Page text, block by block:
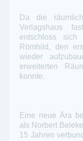
Da die
Verlagshaus
entschloss
Römhild, den
wieder
erweiterten
konnte.
Eine neue Ära
als Norbert
15 Jahren